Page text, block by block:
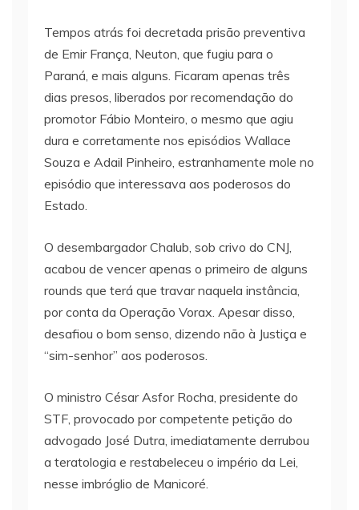
Tempos atrás foi decretada prisão preventiva
de Emir França, Neuton, que fugiu para o
Paraná, e mais alguns. Ficaram apenas três
dias presos, liberados por recomendação do
promotor Fábio Monteiro, o mesmo que agiu
dura e corretamente nos episódios Wallace
Souza e Adail Pinheiro, estranhamente mole no
episódio que interessava aos poderosos do
Estado.
O desembargador Chalub, sob crivo do CNJ,
acabou de vencer apenas o primeiro de alguns
rounds que terá que travar naquela instância,
por conta da Operação Vorax. Apesar disso,
desafiou o bom senso, dizendo não à Justiça e
“sim-senhor” aos poderosos.
O ministro César Asfor Rocha, presidente do
STF, provocado por competente petição do
advogado José Dutra, imediatamente derrubou
a teratologia e restabeleceu o império da Lei,
nesse imbróglio de Manicoré.